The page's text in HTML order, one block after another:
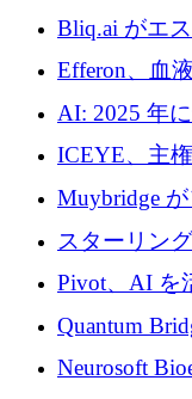
らの投資で
Bliq.ai がエ
認を獲得
Efferon、血
250万ユーロ
AI: 2025 年
ICEYE、主
るために 3
Muybridge
ラ テクノロ
で 1,600 万
スターリン
グループ利
Pivot、AI を
ラットフォ
ルを調達
Quantum
バーセキュ
Neurosoft